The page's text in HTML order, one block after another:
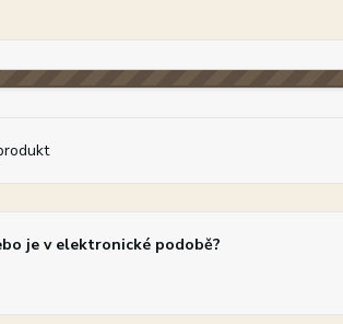
je v elektronické podobě?